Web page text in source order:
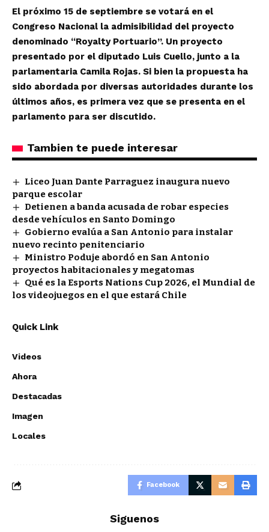
El próximo 15 de septiembre se votará en el
Congreso Nacional la admisibilidad del proyecto
denominado “Royalty Portuario”. Un proyecto
presentado por el diputado Luis Cuello, junto a la
parlamentaria Camila Rojas. Si bien la propuesta ha
sido abordada por diversas autoridades durante los
últimos años, es primera vez que se presenta en el
parlamento para ser discutido.
Tambien te puede interesar
Liceo Juan Dante Parraguez inaugura nuevo
parque escolar
Detienen a banda acusada de robar especies
desde vehículos en Santo Domingo
Gobierno evalúa a San Antonio para instalar
nuevo recinto penitenciario
Ministro Poduje abordó en San Antonio
proyectos habitacionales y megatomas
Qué es la Esports Nations Cup 2026, el Mundial de
los videojuegos en el que estará Chile
Quick Link
Videos
Ahora
Destacadas
Imagen
Locales
Facebook
Siguenos